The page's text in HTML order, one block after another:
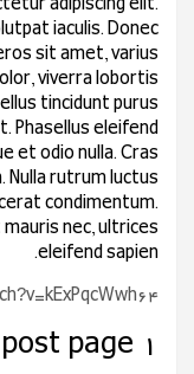
iaculis. Donec
sit amet, varius
viverra lobortis
tincidunt purus
Phasellus eleifend
et odio nulla. Cras
Nulla rutrum luctus
condimentum.
nec, ultrices
eleifend sapien.
page 1